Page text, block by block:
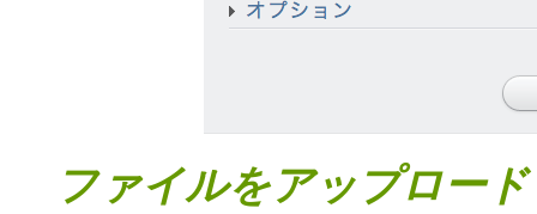
ファイルをアップロー